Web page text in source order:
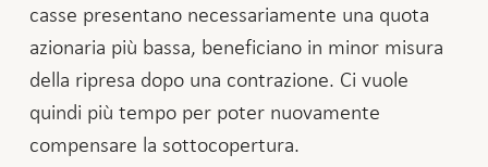
casse presentano necessariamente una quota
azionaria più bassa, beneficiano in minor misura
della ripresa dopo una contrazione. Ci vuole
quindi più tempo per poter nuovamente
compensare la sottocopertura.